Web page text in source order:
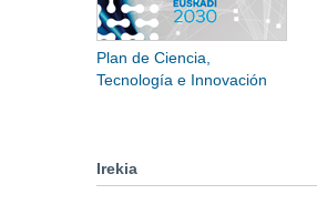
Plan de Ciencia,
Tecnología e Innovación
Irekia